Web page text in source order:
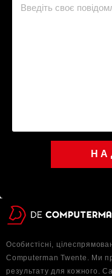
Особистісні,
Computerman Twente. Ми
результату для кожного.